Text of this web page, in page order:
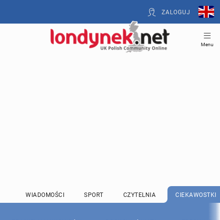
ZALOGUJ
Menu
WIADOMOŚCI SPORT CZYTELNIA CIEKAWOSTKI